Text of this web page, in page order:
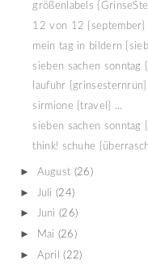
größenlabels
12 von 12 {september}
mein tag in bildern
sieben sachen sonntag
laufuhr {grinsesternrun}
sirmione {travel} ...
sieben sachen sonntag
think! schuhe
► August (26)
► Juli (24)
► Juni (26)
► Mai (26)
► April (22)